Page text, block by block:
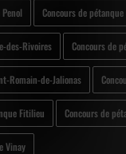
Concours de
des-Rivoires Concours de
Romain-de-Jalionas
Fitilieu Concours de
Vinay